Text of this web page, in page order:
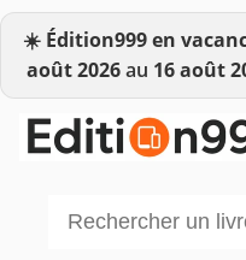
☀️ Édition999 en
août 2026au 16 août